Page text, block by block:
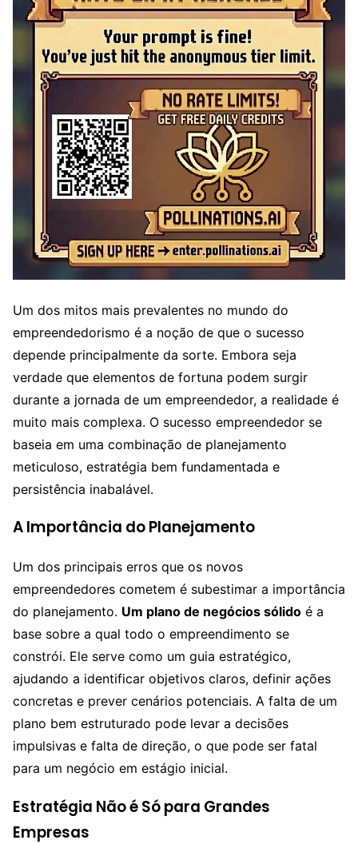
Um dos mitos mais prevalentes no mundo do
empreendedorismo é a noção de que o sucesso
depende principalmente da sorte. Embora seja
verdade que elementos de fortuna podem surgir
durante a jornada de um empreendedor, a realidade é
muito mais complexa. O sucesso empreendedor se
baseia em uma combinação de planejamento
meticuloso, estratégia bem fundamentada e
persistência inabalável.
A Importância do Planejamento
Um dos principais erros que os novos
empreendedores cometem é subestimar a importância
do planejamento. Um plano de negócios sólido é a
base sobre a qual todo o empreendimento se
constrói. Ele serve como um guia estratégico,
ajudando a identificar objetivos claros, definir ações
concretas e prever cenários potenciais. A falta de um
plano bem estruturado pode levar a decisões
impulsivas e falta de direção, o que pode ser fatal
para um negócio em estágio inicial.
Estratégia Não é Só para Grandes
Empresas